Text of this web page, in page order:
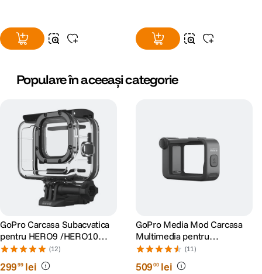
Populare în aceeași categorie
GoPro Carcasa Subacvatica
pentru HERO9 /HERO10
/HERO11 Black/HERO12/
HERO13
(12)
29999 lei
GoPro Media Mod Carcasa
Multimedia pentru
HERO9/10/11/12/13 Black
(11)
50900 lei